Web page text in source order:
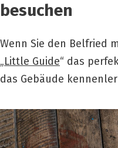
besuchen
Wenn Sie den Belfried
„Little Guide“ das
das Gebäude